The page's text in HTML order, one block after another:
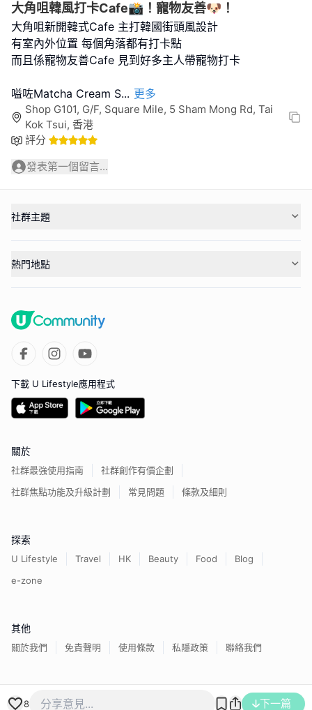
大角咀韓風打卡Cafe📸！寵物友善🐶！
大角咀新開韓式Cafe 主打韓國街頭風設計
有室內外位置 每個角落都有打卡點
而且係寵物友善Cafe 見到好多主人帶寵物打卡
嗌咗Matcha Cream S... 更多
Shop G101, G/F, Square Mile, 5 Sham Mong Rd, Tai
Kok Tsui, 香港
評分
發表第一個留言...
8 下一篇
社群主題
熱門地點
下載 U Lifestyle應用程式
關於
社群最強使用指南
社群創作有價企劃
社群焦點功能及升級計劃
常見問題 條款及細則
探索
U Lifestyle Travel HK Beauty Food
Blog
e-zone
其他
關於我們 免責聲明 使用條款 私隱政策 聯絡我們
香港經濟日報版權所有©